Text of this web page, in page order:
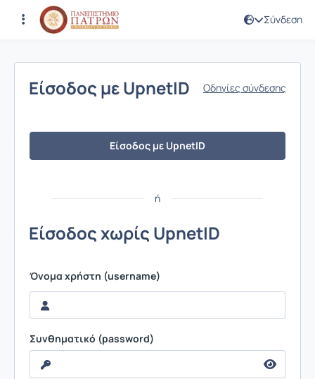
Σύνδεση
Σύνδεση
Είσοδος με UpnetID Οδηγίες σύνδεσης
Είσοδος με UpnetID
ή
Είσοδος χωρίς UpnetID
Όνομα χρήστη (username)
Συνθηματικό (password)